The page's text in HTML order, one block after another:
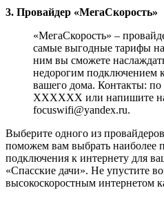
3. Провайдер «МегаСкорость»
«МегаСкорость» –
самые выгодные тарифы
ним вы сможете
недорогим подключением
вашего дома. Контакты: по
XXXXXX или напишите
focuswifi@yandex.ru.
Выберите одного из
поможем вам выбрать наиболее
подключения к интернету для
«Спасские дачи». Не упустите
высокоскоростным интернетом